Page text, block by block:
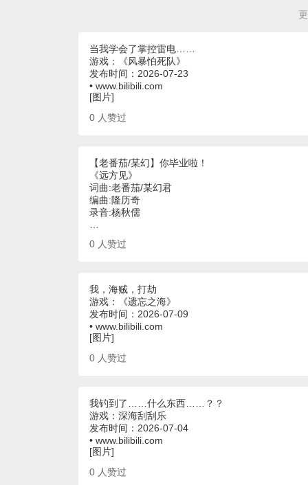
当我学会了掌控雷电……
游戏：《风暴怕死队》
发布时间：2026-07-23
• www.bilibili.com
[图片]
0 人赞过
【老番茄/某幻】你毕业啦！
《远方见》
词曲:老番茄/某幻君
编曲:隆历奇
录音:杨秋儒
0 人赞过
我，海贼，打劫
游戏：《遗忘之海》
发布时间：2026-07-09
• www.bilibili.com
[图片]
0 人赞过
我钓到了……什么东西……？？
游戏：深海刮刮乐
发布时间：2026-07-04
• www.bilibili.com
[图片]
0 人赞过